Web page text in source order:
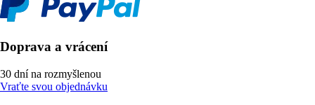
Doprava a vrácení
30 dní na rozmyšlenou
Vraťte svou objednávku